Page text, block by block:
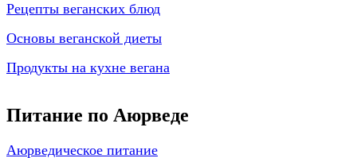
Рецепты веганских блюд
Основы веганской диеты
Продукты на кухне вегана
Питание по Аюрведе
Аюрведическое питание